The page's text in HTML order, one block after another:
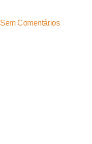
Sem Comentários